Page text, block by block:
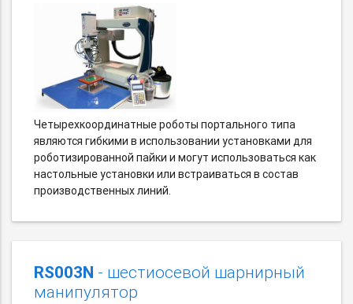
Четырехкоординатные роботы портального типа
являются гибкими в использовании установками для
роботизированной пайки и могут использоваться как
настольные установки или встраиваться в состав
производственных линий.
RS003N - шестиосевой шарнирный
манипулятор